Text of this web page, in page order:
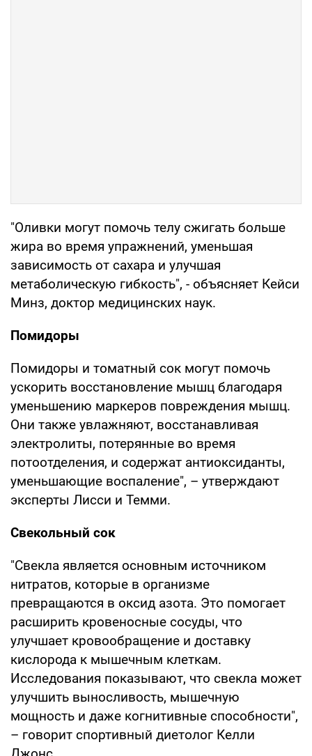
"Оливки могут помочь телу сжигать больше
жира во время упражнений, уменьшая
зависимость от сахара и улучшая
метаболическую гибкость", - объясняет Кейси
Минз, доктор медицинских наук.
Помидоры
Помидоры и томатный сок могут помочь
ускорить восстановление мышц благодаря
уменьшению маркеров повреждения мышц.
Они также увлажняют, восстанавливая
электролиты, потерянные во время
потоотделения, и содержат антиоксиданты,
уменьшающие воспаление", – утверждают
эксперты Лисси и Темми.
Свекольный сок
"Свекла является основным источником
нитратов, которые в организме
превращаются в оксид азота. Это помогает
расширить кровеносные сосуды, что
улучшает кровообращение и доставку
кислорода к мышечным клеткам.
Исследования показывают, что свекла может
улучшить выносливость, мышечную
мощность и даже когнитивные способности",
– говорит спортивный диетолог Келли